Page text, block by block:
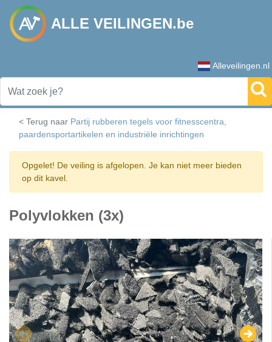
ALLE VEILINGEN.be
Alleveilingen.nl
< Terug naar Partij rubberen tegels voor fitnesscentra,
paardensportartikelen en industriële inrichtingen
Opgelet! De veiling is afgelopen. Je kan niet meer bieden
op dit kavel.
Polyvlokken (3x)